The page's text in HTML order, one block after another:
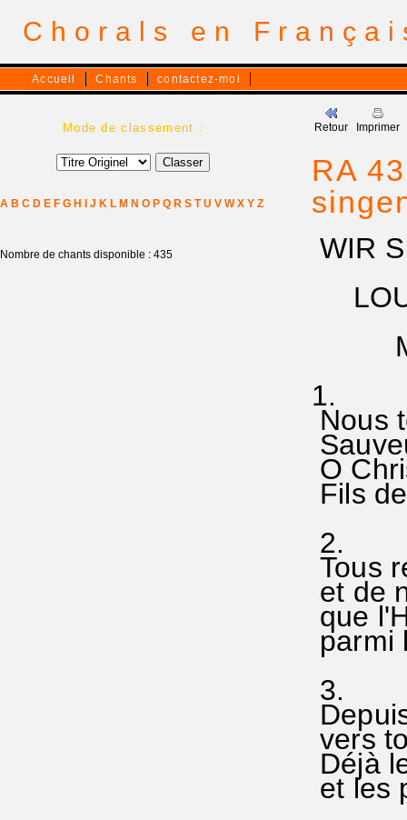
Chorals en
Accueil Chants contactez-moi
Mode de classement :
A B C D E F G H J K L M N O P Q R S T U V W X Y Z
Nombre de chants disponible : 435
Retour Imprimer
RA
WIR
Mt
1.
Nous
O
Fils
2.
Tous
et de
que
parmi
3.
vers
Déjà
et les